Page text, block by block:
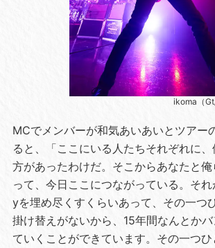
ikoma（
MCでメンバーが和気あいあいとツアー
ると、「ここにいる人たちそれぞれに
方があったわけだ。そこからあなたと俺
って、今日ここにつながっている。そ
yを埋め尽くすくらいあって、その一つ
掛け替えがないから、15年間なんとか
ていくことができています。その一つ